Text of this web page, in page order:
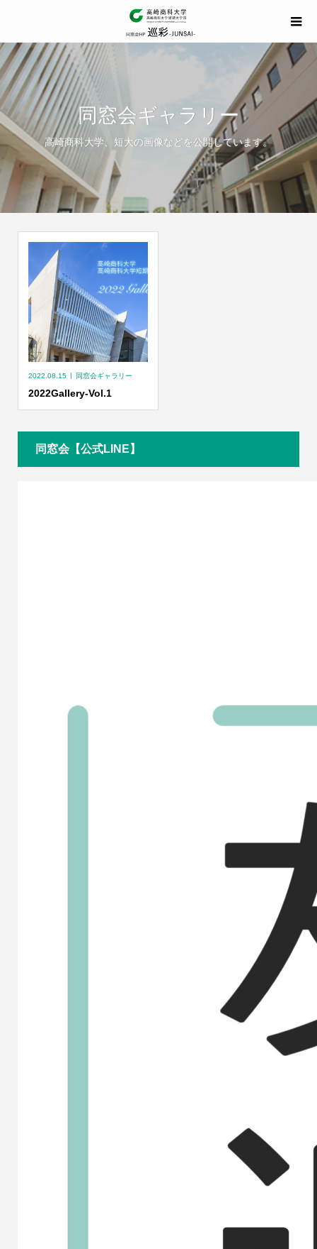
同窓会ギャラリー
高崎商科大学、短大の画像などを公開しています。
2022.08.15 同窓会ギャラリー
2022Gallery-Vol.1
同窓会【公式LINE】